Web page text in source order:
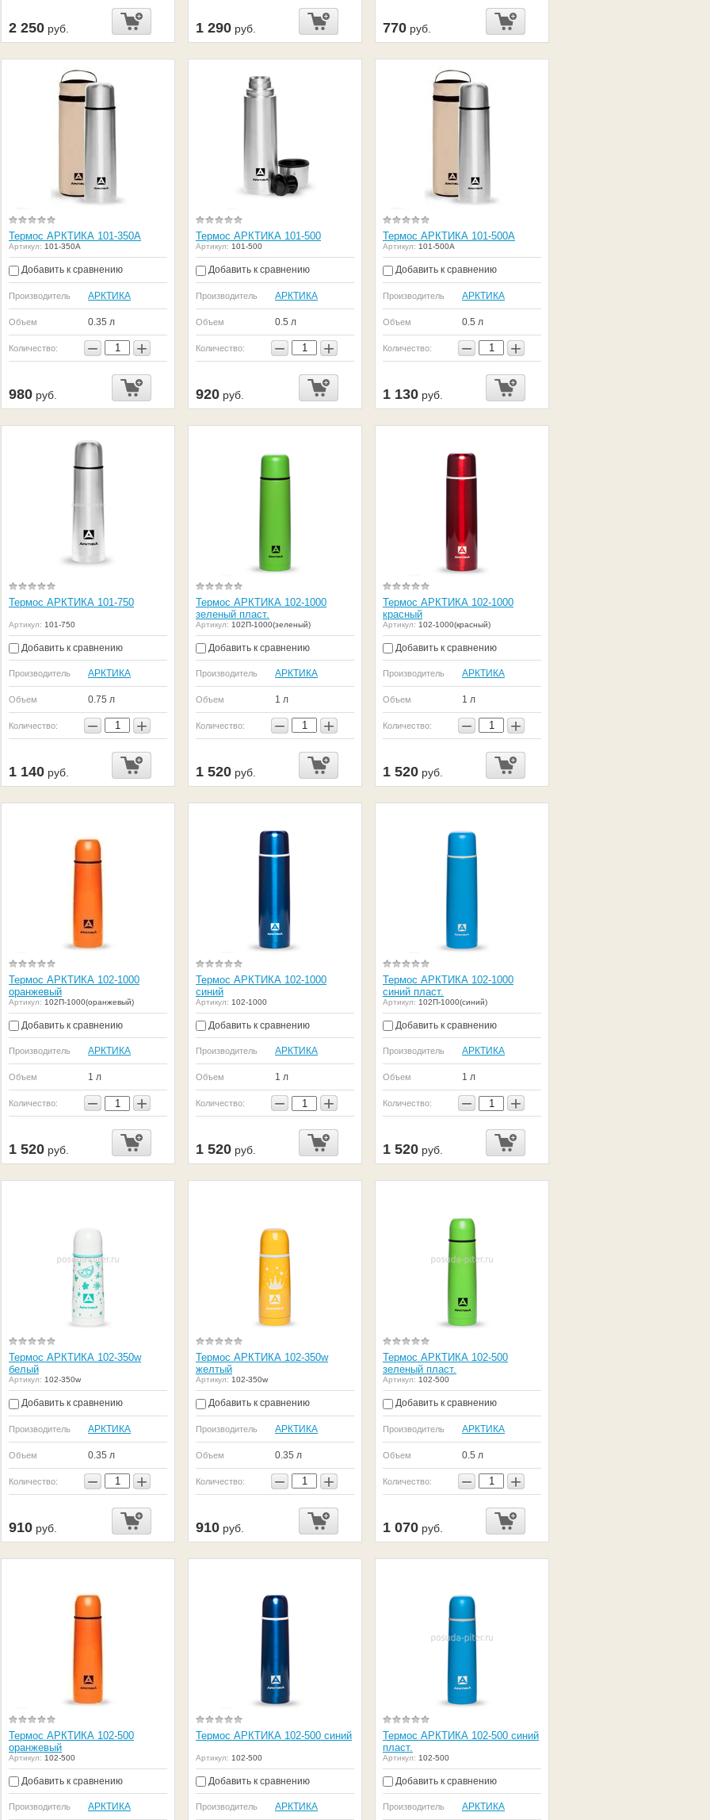
2 250 руб. 1 290 руб. 770 руб.
Термос АРКТИКА 101-350А
Артикул: 101-350А
Добавить к сравнению
Производитель АРКТИКА
Объем 0.35 л
Количество: − +
980 руб.
Термос АРКТИКА 101-500
Артикул: 101-500
Добавить к сравнению
Производитель АРКТИКА
Объем 0.5 л
Количество: − +
920 руб.
Термос АРКТИКА 101-500А
Артикул: 101-500А
Добавить к сравнению
Производитель АРКТИКА
Объем 0.5 л
Количество: − +
1 130 руб.
Термос АРКТИКА 101-750
Артикул: 101-750
Добавить к сравнению
Производитель АРКТИКА
Объем 0.75 л
Количество: − +
1 140 руб.
Термос АРКТИКА 102-1000
зеленый пласт.
Артикул: 102П-1000(зеленый)
Добавить к сравнению
Производитель АРКТИКА
Объем 1 л
Количество: − +
1 520 руб.
Термос АРКТИКА 102-1000
красный
Артикул: 102-1000(красный)
Добавить к сравнению
Производитель АРКТИКА
Объем 1 л
Количество: − +
1 520 руб.
Термос АРКТИКА 102-1000
оранжевый
Артикул: 102П-1000(оранжевый)
Добавить к сравнению
Производитель АРКТИКА
Объем 1 л
Количество: − +
1 520 руб.
Термос АРКТИКА 102-1000
синий
Артикул: 102-1000
Добавить к сравнению
Производитель АРКТИКА
Объем 1 л
Количество: − +
1 520 руб.
Термос АРКТИКА 102-1000
синий пласт.
Артикул: 102П-1000(синий)
Добавить к сравнению
Производитель АРКТИКА
Объем 1 л
Количество: − +
1 520 руб.
Термос АРКТИКА 102-350w
белый
Артикул: 102-350w
Добавить к сравнению
Производитель АРКТИКА
Объем 0.35 л
Количество: − +
910 руб.
Термос АРКТИКА 102-350w
желтый
Артикул: 102-350w
Добавить к сравнению
Производитель АРКТИКА
Объем 0.35 л
Количество: − +
910 руб.
Термос АРКТИКА 102-500
зеленый пласт.
Артикул: 102-500
Добавить к сравнению
Производитель АРКТИКА
Объем 0.5 л
Количество: − +
1 070 руб.
Термос АРКТИКА 102-500
оранжевый
Артикул: 102-500
Добавить к сравнению
Производитель АРКТИКА
Термос АРКТИКА 102-500 синий
Артикул: 102-500
Добавить к сравнению
Производитель АРКТИКА
Термос АРКТИКА 102-500 синий
пласт.
Артикул: 102-500
Добавить к сравнению
Производитель АРКТИКА